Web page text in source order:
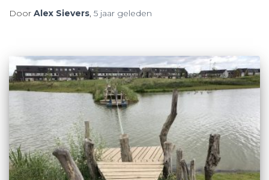
Door Alex Sievers 5 jaar geleden